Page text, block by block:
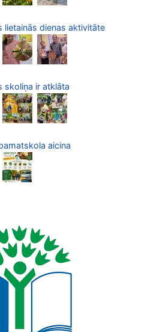
lietainās dienas aktivitāte
skoliņa ir atklāta
aicina